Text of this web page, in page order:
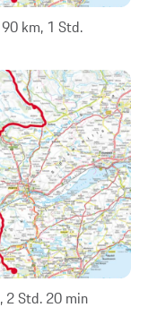
km, 1 Std.
2 Std. 20 min